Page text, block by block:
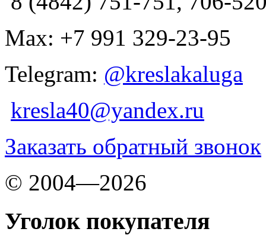
Max: +7 991 329-23-95
Telegram: @kreslakaluga
kresla40@yandex.ru
Заказать обратный звонок
© 2004—2026
Уголок покупателя